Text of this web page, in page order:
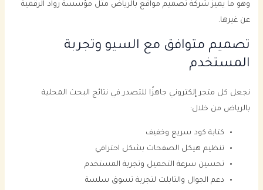
وهو ما يميز شركة تصميم مواقع بالرياض مثل مؤسسة رواد الرقمية
عن غيرها.
تصميم متوافق مع السيو وتجربة
المستخدم
نجعل كل متجر إلكتروني جاهزًا للتصدر في نتائج البحث المحلية
بالرياض من خلال:
كتابة كود سريع وخفيف
تنظيم هيكل الصفحات بشكل احترافي
تحسين سرعة التحميل وتجربة المستخدم
دعم الجوال والتابلت لتجربة تسوق سلسة